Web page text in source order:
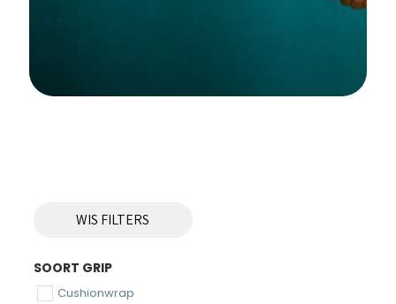
WIS FILTERS
SOORT GRIP
Cushionwrap